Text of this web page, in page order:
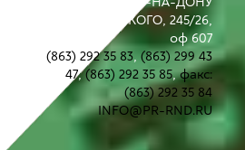
УЛ. М. ГОРЬКОГО, 245/26,
оф 607
(863) 292 35 83,(863) 299 43
47,(863) 292 35 85,факс:
(863) 292 35 84
INFO@PR-RND.RU